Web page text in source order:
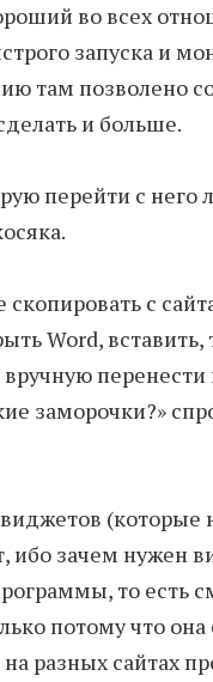
во всех
запуска и
там позволено
и больше.
перейти с него
с
Word,
заморочки?»
(которые
ибо зачем нужен
то есть
потому что она
разных сайтах